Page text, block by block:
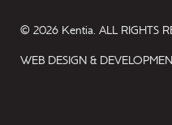
© 2026 Kentia. ALL RIGHTS
WEB DESIGN &